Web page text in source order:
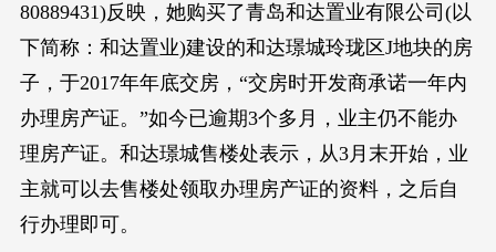
80889431)反映，她购买了青岛和达置业有限公司(以
下简称：和达置业)建设的和达璟城玲珑区J地块的房
子，于2017年年底交房，“交房时开发商承诺一年内
办理房产证。”如今已逾期3个多月，业主仍不能办
理房产证。和达璟城售楼处表示，从3月末开始，业
主就可以去售楼处领取办理房产证的资料，之后自
行办理即可。